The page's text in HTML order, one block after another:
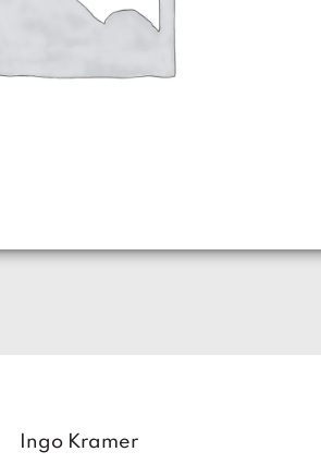
Ingo Kramer